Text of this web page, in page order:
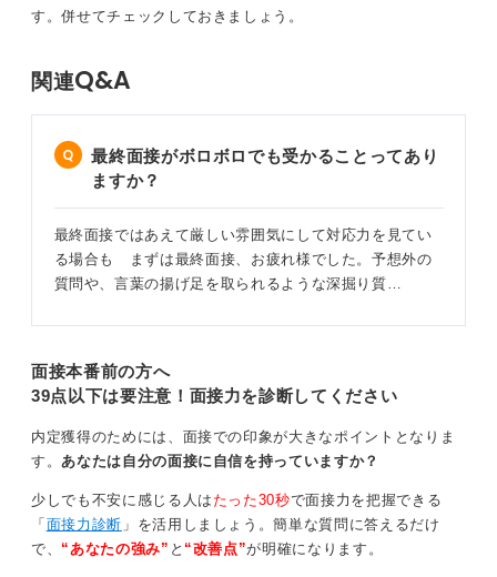
す。併せてチェックしておきましょう。
関連Q&A
最終面接がボロボロでも受かることってあり
ますか？
最終面接ではあえて厳しい雰囲気にして対応力を見てい
る場合も まずは最終面接、お疲れ様でした。予想外の
質問や、言葉の揚げ足を取られるような深掘り質…
面接本番前の方へ
39点以下は要注意！面接力を診断してください
内定獲得のためには、面接での印象が大きなポイントとなりま
す。あなたは自分の面接に自信を持っていますか？
少しでも不安に感じる人は たった30秒で面接力を把握できる
「 面接力診断 」を活用しましょう。簡単な質問に答えるだけ
で、 “あなたの強み” と “改善点”が明確になります。